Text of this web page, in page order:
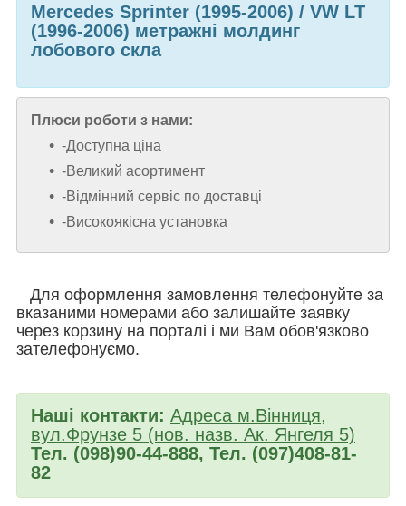
Mercedes Sprinter (1995-2006) / VW LT
(1996-2006) метражні молдинг
лобового скла
Плюси роботи з нами:
-Доступна ціна
-Великий асортимент
-Відмінний сервіс по доставці
-Високоякісна установка
Для оформлення замовлення телефонуйте за
вказаними номерами або залишайте заявку
через корзину на порталі і ми Вам обов'язково
зателефонуємо.
Наші контакти: Адреса м.Вінниця,
вул.Фрунзе 5 (нов. назв. Ак. Янгеля 5)
Тел. (098)90-44-888, Тел. (097)408-81-
82